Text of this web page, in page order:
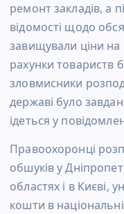
ремонт закладів, а
відомості щодо
завищували ціни на
рахунки товариств
зловмисники
державі було
ідеться у
Правоохоронці
обшуків у
областях і в Києві,
кошти в